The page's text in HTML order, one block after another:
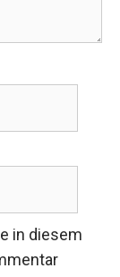
in diesem